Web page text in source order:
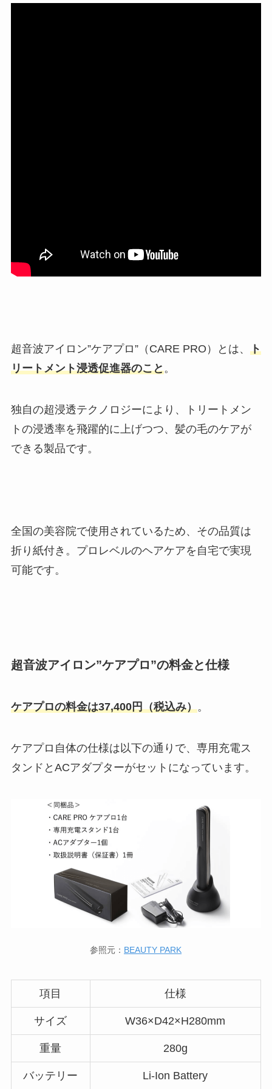
超音波アイロン”ケアプロ”（CARE PRO）とは、 ト
リートメント浸透促進器のこと。
独自の超浸透テクノロジーにより、トリートメン
トの浸透率を飛躍的に上げつつ、髪の毛のケアが
できる製品です。
全国の美容院で使用されているため、その品質は
折り紙付き。プロレベルのヘアケアを自宅で実現
可能です。
超音波アイロン”ケアプロ”の料金と仕様
ケアプロの料金は37,400円（税込み）。
ケアプロ自体の仕様は以下の通りで、専用充電ス
タンドとACアダプターがセットになっています。
参照元： BEAUTY PARK
項目 仕様
サイズ W36×D42×H280mm
重量 280g
バッテリー Li-Ion Battery